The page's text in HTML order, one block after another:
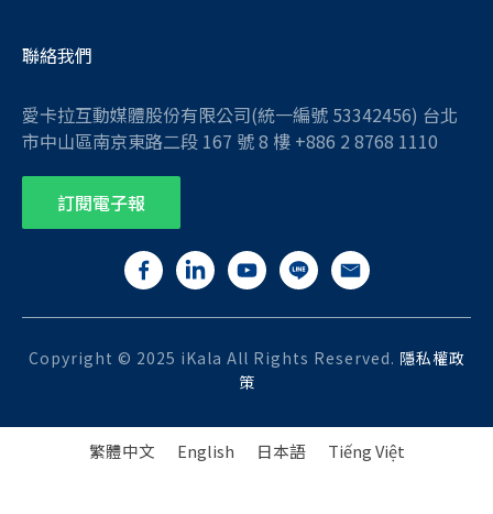
聯絡我們
愛卡拉互動媒體股份有限公司(統一編號 53342456) 台北
市中山區南京東路二段 167 號 8 樓 +886 2 8768 1110
訂閱電子報
Copyright © 2025 iKala All Rights Reserved. 隱私權政
策
繁體中文 English 日本語 Tiếng Việt